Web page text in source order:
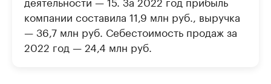
компании составила 11,9 млн руб., выручка
— 36,7 млн руб. Себестоимость продаж за
2022 год — 24,4 млн руб.